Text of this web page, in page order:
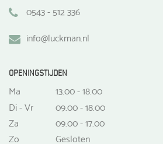
0543 - 512 336
info@luckman.nl
OPENINGSTIJDEN
Ma
13.00 - 18.00
Di - Vr
09.00 - 18.00
Za
09.00 - 17.00
Zo
Gesloten